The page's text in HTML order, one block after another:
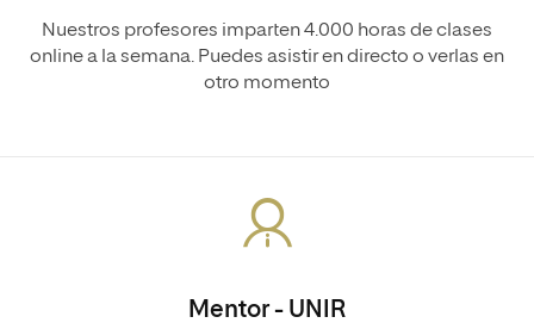
Nuestros profesores imparten 4.000 horas de clases
online a la semana. Puedes asistir en directo o verlas en
otro momento
Mentor - UNIR